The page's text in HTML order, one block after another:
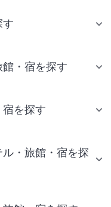
す
・宿を探す
を探す
・旅館・宿を探